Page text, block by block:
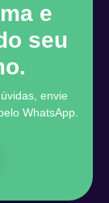
e
seu
envie
WhatsApp.